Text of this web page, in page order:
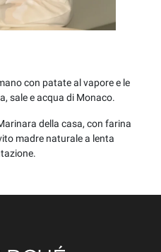
con patate al vapore e le
sale e acqua di Monaco.
della casa, con farina
madre naturale a lenta